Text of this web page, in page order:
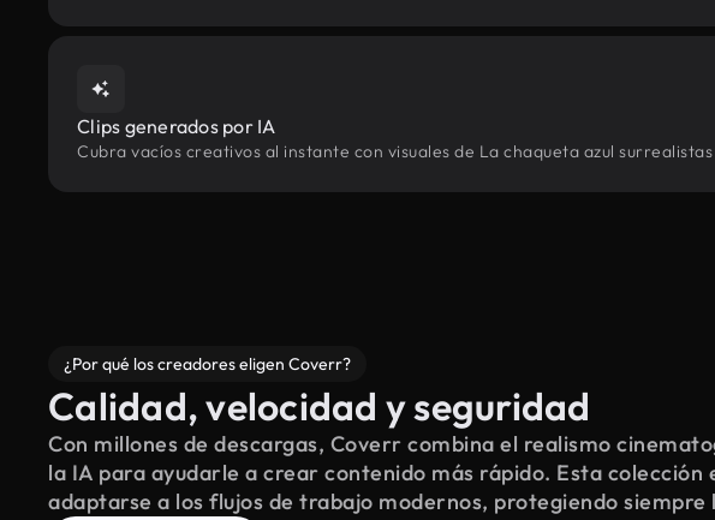
Clips generados por IA
Cubra vacíos creativos al instante con visuales de La chaqueta azul
¿Por qué los creadores eligen Coverr?
Calidad, velocidad y seguridad
Con millones de descargas, Coverr combina el realismo
la IA para ayudarle a crear contenido más rápido. Esta colección
adaptarse a los flujos de trabajo modernos, protegiendo